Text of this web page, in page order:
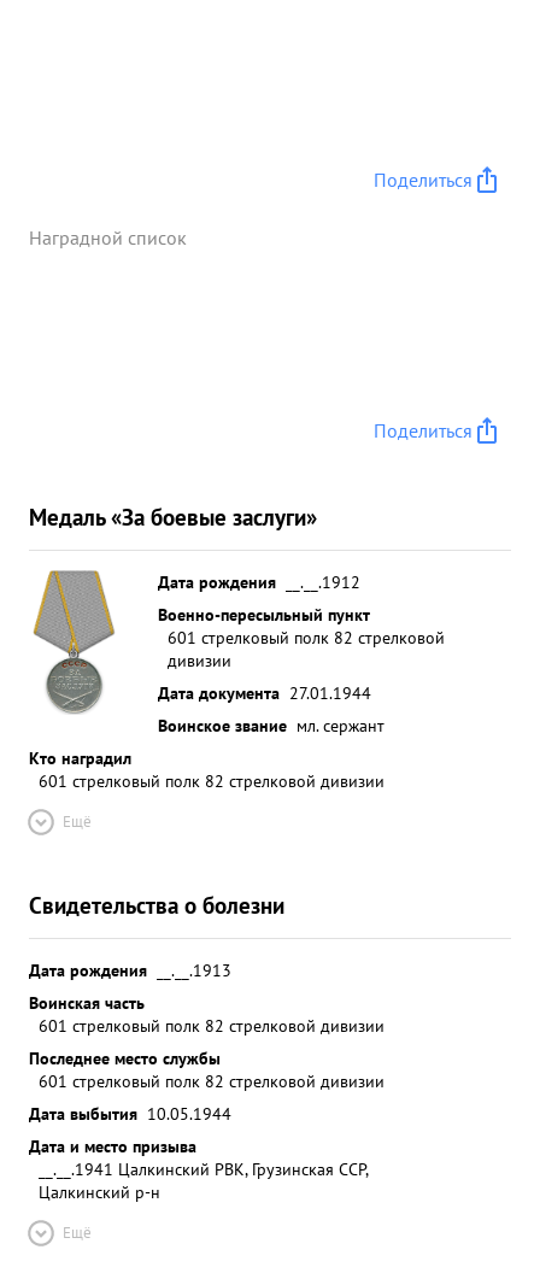
Поделиться
Наградной список
Поделиться
Медаль «За боевые заслуги»
Дата рождения
__.__.1912
Военно-пересыльный пункт
601 стрелковый полк 82 стрелковой
дивизии
Дата документа 27.01.1944
Воинское звание мл. сержант
Кто наградил
601 стрелковый полк 82 стрелковой дивизии
Ещё
Свидетельства о болезни
Дата рождения
__.__.1913
Воинская часть
601 стрелковый полк 82 стрелковой дивизии
Последнее место службы
601 стрелковый полк 82 стрелковой дивизии
Дата выбытия 10.05.1944
Дата и место призыва
__.__.1941 Цалкинский РВК, Грузинская ССР,
Цалкинский р-н
Ещё